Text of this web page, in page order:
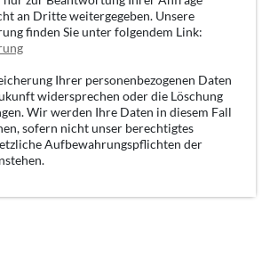
an Dritte weitergegeben. Unsere
finden Sie unter folgendem Link:
Ihrer personenbezogenen Daten
widersprechen oder die Löschung
Wir werden Ihre Daten in diesem Fall
sofern nicht unser berechtigtes
Aufbewahrungspflichten der